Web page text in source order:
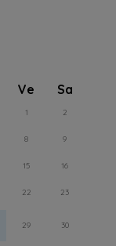
Ve Sa
1 2
8 9
15 16
22 23
29 30